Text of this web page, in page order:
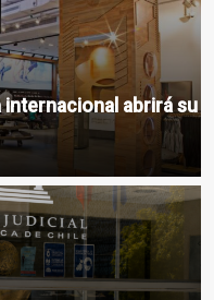
abrirá su